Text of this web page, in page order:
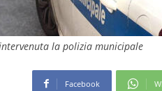
la polizia municipale
Facebook